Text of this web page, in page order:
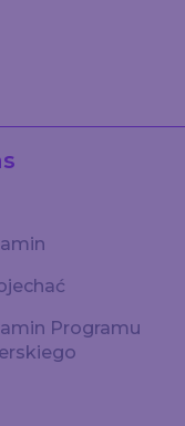
Programu